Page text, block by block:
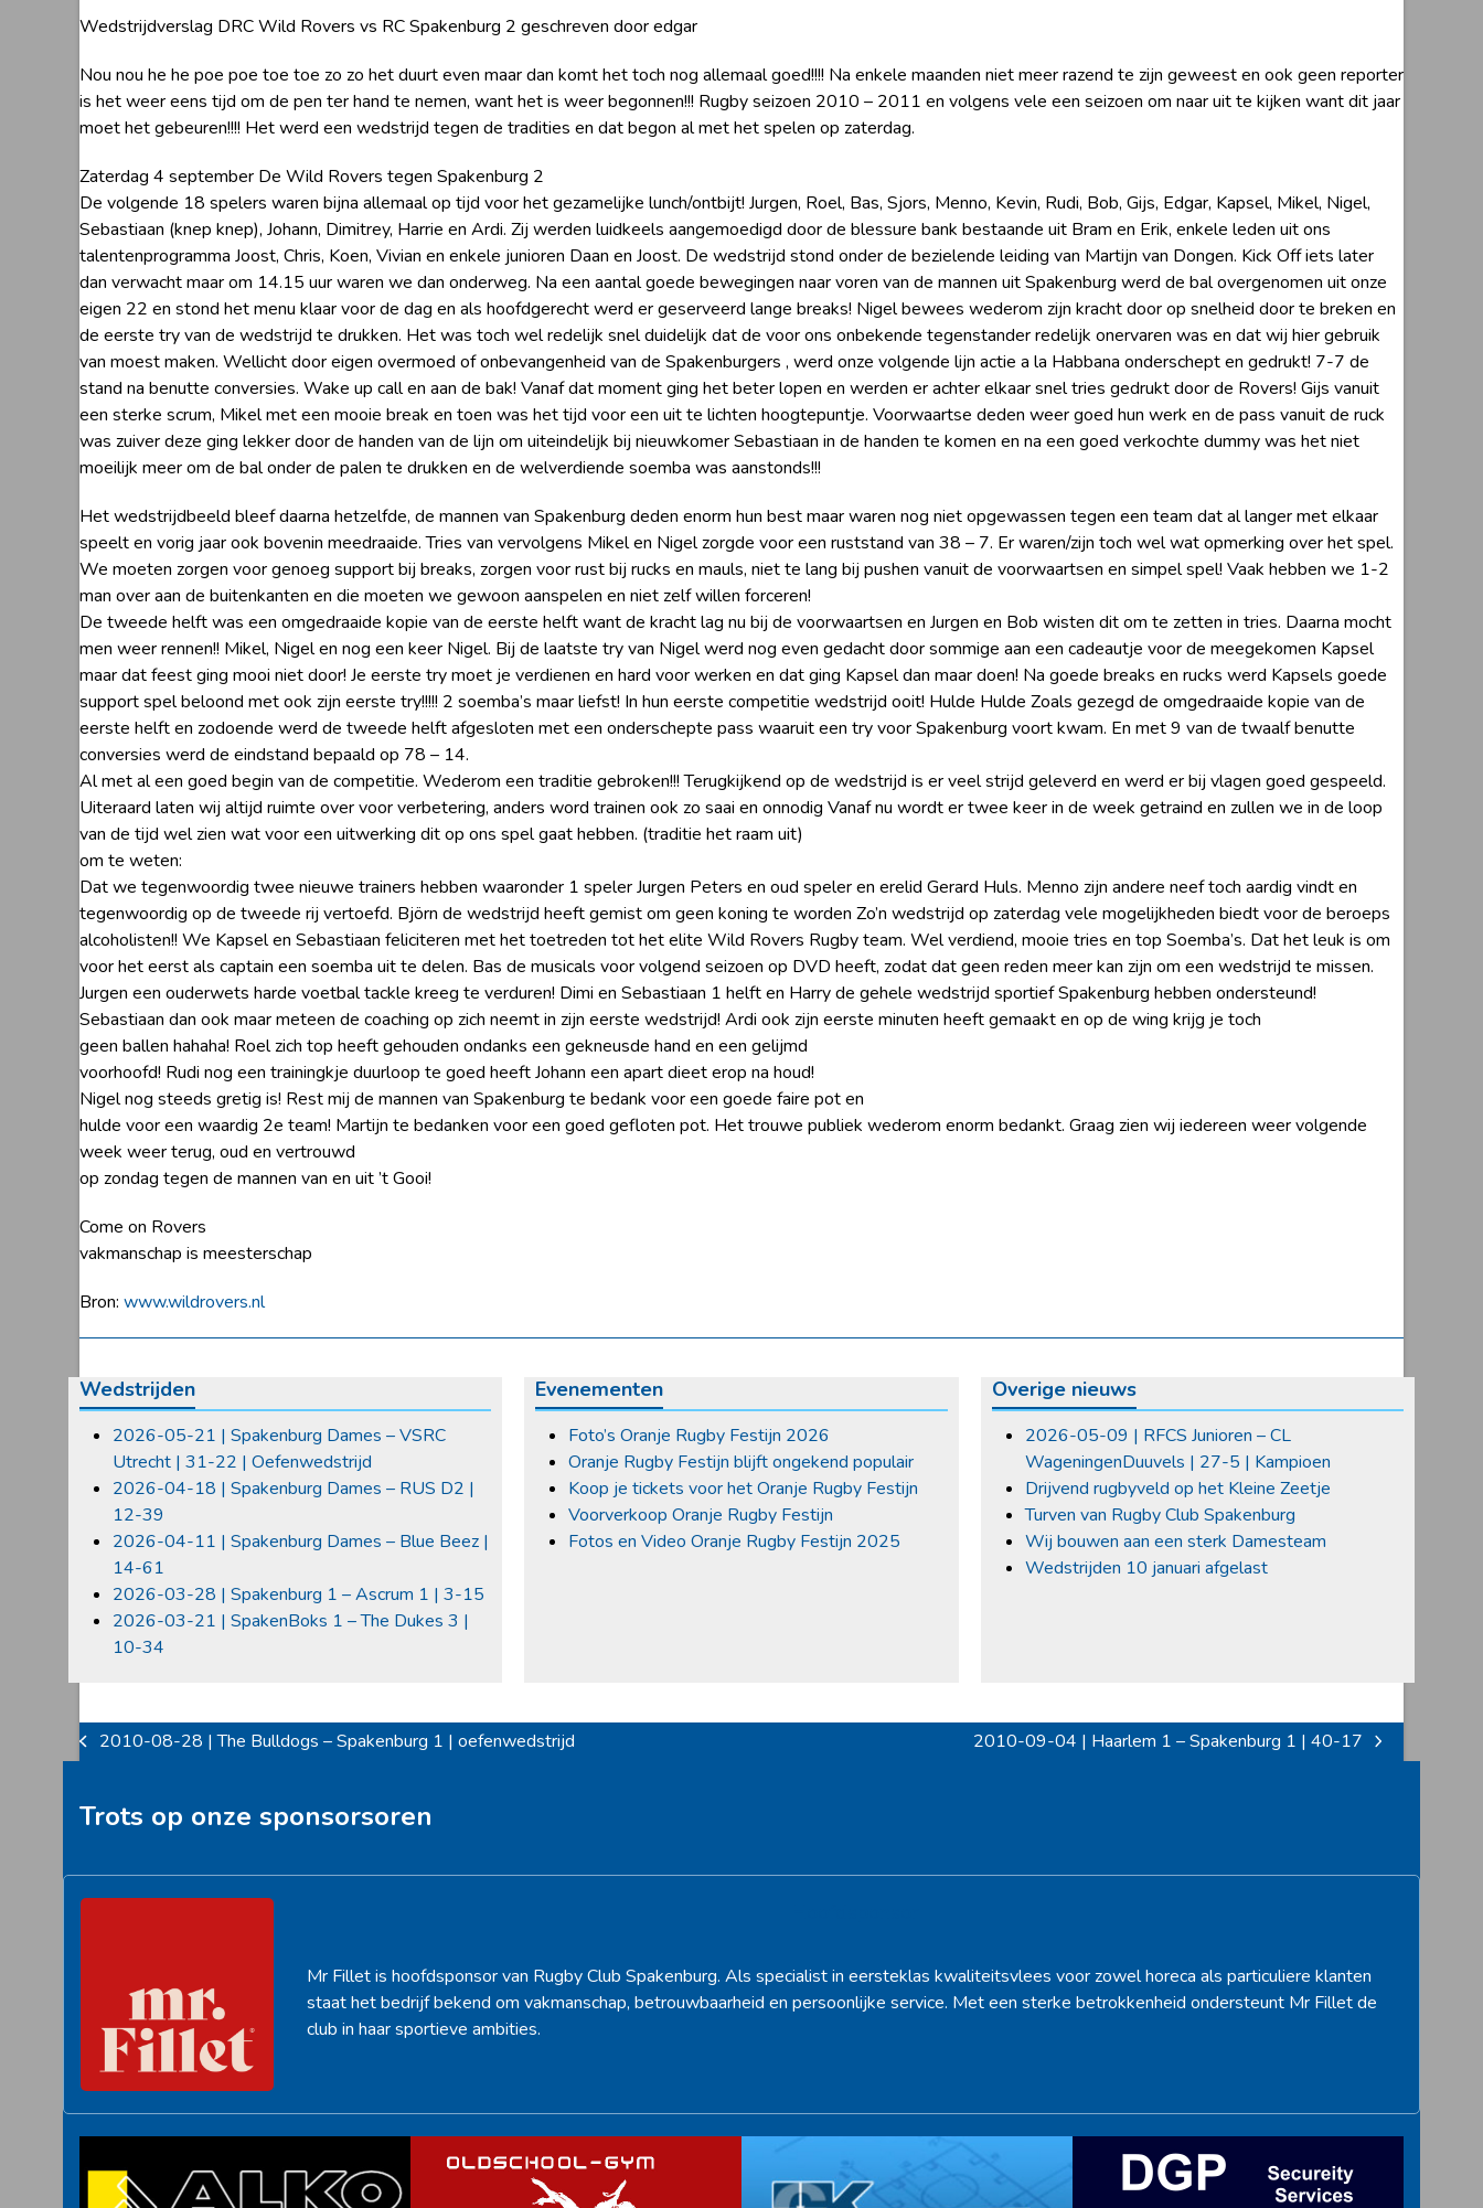
Wedstrijdverslag DRC Wild Rovers vs RC Spakenburg 2 geschreven door edgar
Nou nou he he poe poe toe toe zo zo het duurt even maar dan komt het toch nog allemaal goed!!!! Na enkele maanden niet meer razend te zijn geweest en ook geen reporter
is het weer eens tijd om de pen ter hand te nemen, want het is weer begonnen!!! Rugby seizoen 2010 – 2011 en volgens vele een seizoen om naar uit te kijken want dit jaar
moet het gebeuren!!!! Het werd een wedstrijd tegen de tradities en dat begon al met het spelen op zaterdag.
Zaterdag 4 september De Wild Rovers tegen Spakenburg 2
De volgende 18 spelers waren bijna allemaal op tijd voor het gezamelijke lunch/ontbijt! Jurgen, Roel, Bas, Sjors, Menno, Kevin, Rudi, Bob, Gijs, Edgar, Kapsel, Mikel, Nigel,
Sebastiaan (knep knep), Johann, Dimitrey, Harrie en Ardi. Zij werden luidkeels aangemoedigd door de blessure bank bestaande uit Bram en Erik, enkele leden uit ons
talentenprogramma Joost, Chris, Koen, Vivian en enkele junioren Daan en Joost. De wedstrijd stond onder de bezielende leiding van Martijn van Dongen. Kick Off iets later
dan verwacht maar om 14.15 uur waren we dan onderweg. Na een aantal goede bewegingen naar voren van de mannen uit Spakenburg werd de bal overgenomen uit onze
eigen 22 en stond het menu klaar voor de dag en als hoofdgerecht werd er geserveerd lange breaks! Nigel bewees wederom zijn kracht door op snelheid door te breken en
de eerste try van de wedstrijd te drukken. Het was toch wel redelijk snel duidelijk dat de voor ons onbekende tegenstander redelijk onervaren was en dat wij hier gebruik
van moest maken. Wellicht door eigen overmoed of onbevangenheid van de Spakenburgers , werd onze volgende lijn actie a la Habbana onderschept en gedrukt! 7-7 de
stand na benutte conversies. Wake up call en aan de bak! Vanaf dat moment ging het beter lopen en werden er achter elkaar snel tries gedrukt door de Rovers! Gijs vanuit
een sterke scrum, Mikel met een mooie break en toen was het tijd voor een uit te lichten hoogtepuntje. Voorwaartse deden weer goed hun werk en de pass vanuit de ruck
was zuiver deze ging lekker door de handen van de lijn om uiteindelijk bij nieuwkomer Sebastiaan in de handen te komen en na een goed verkochte dummy was het niet
moeilijk meer om de bal onder de palen te drukken en de welverdiende soemba was aanstonds!!!
Het wedstrijdbeeld bleef daarna hetzelfde, de mannen van Spakenburg deden enorm hun best maar waren nog niet opgewassen tegen een team dat al langer met elkaar
speelt en vorig jaar ook bovenin meedraaide. Tries van vervolgens Mikel en Nigel zorgde voor een ruststand van 38 – 7. Er waren/zijn toch wel wat opmerking over het spel.
We moeten zorgen voor genoeg support bij breaks, zorgen voor rust bij rucks en mauls, niet te lang bij pushen vanuit de voorwaartsen en simpel spel! Vaak hebben we 1-2
man over aan de buitenkanten en die moeten we gewoon aanspelen en niet zelf willen forceren!
De tweede helft was een omgedraaide kopie van de eerste helft want de kracht lag nu bij de voorwaartsen en Jurgen en Bob wisten dit om te zetten in tries. Daarna mocht
men weer rennen!! Mikel, Nigel en nog een keer Nigel. Bij de laatste try van Nigel werd nog even gedacht door sommige aan een cadeautje voor de meegekomen Kapsel
maar dat feest ging mooi niet door! Je eerste try moet je verdienen en hard voor werken en dat ging Kapsel dan maar doen! Na goede breaks en rucks werd Kapsels goede
support spel beloond met ook zijn eerste try!!!!! 2 soemba’s maar liefst! In hun eerste competitie wedstrijd ooit! Hulde Hulde Zoals gezegd de omgedraaide kopie van de
eerste helft en zodoende werd de tweede helft afgesloten met een onderschepte pass waaruit een try voor Spakenburg voort kwam. En met 9 van de twaalf benutte
conversies werd de eindstand bepaald op 78 – 14.
Al met al een goed begin van de competitie. Wederom een traditie gebroken!!! Terugkijkend op de wedstrijd is er veel strijd geleverd en werd er bij vlagen goed gespeeld.
Uiteraard laten wij altijd ruimte over voor verbetering, anders word trainen ook zo saai en onnodig Vanaf nu wordt er twee keer in de week getraind en zullen we in de loop
van de tijd wel zien wat voor een uitwerking dit op ons spel gaat hebben. (traditie het raam uit)
om te weten:
Dat we tegenwoordig twee nieuwe trainers hebben waaronder 1 speler Jurgen Peters en oud speler en erelid Gerard Huls. Menno zijn andere neef toch aardig vindt en
tegenwoordig op de tweede rij vertoefd. Björn de wedstrijd heeft gemist om geen koning te worden Zo’n wedstrijd op zaterdag vele mogelijkheden biedt voor de beroeps
alcoholisten!! We Kapsel en Sebastiaan feliciteren met het toetreden tot het elite Wild Rovers Rugby team. Wel verdiend, mooie tries en top Soemba’s. Dat het leuk is om
voor het eerst als captain een soemba uit te delen. Bas de musicals voor volgend seizoen op DVD heeft, zodat dat geen reden meer kan zijn om een wedstrijd te missen.
Jurgen een ouderwets harde voetbal tackle kreeg te verduren! Dimi en Sebastiaan 1 helft en Harry de gehele wedstrijd sportief Spakenburg hebben ondersteund!
Sebastiaan dan ook maar meteen de coaching op zich neemt in zijn eerste wedstrijd! Ardi ook zijn eerste minuten heeft gemaakt en op de wing krijg je toch
geen ballen hahaha! Roel zich top heeft gehouden ondanks een gekneusde hand en een gelijmd
voorhoofd! Rudi nog een trainingkje duurloop te goed heeft Johann een apart dieet erop na houd!
Nigel nog steeds gretig is! Rest mij de mannen van Spakenburg te bedank voor een goede faire pot en
hulde voor een waardig 2e team! Martijn te bedanken voor een goed gefloten pot. Het trouwe publiek wederom enorm bedankt. Graag zien wij iedereen weer volgende
week weer terug, oud en vertrouwd
op zondag tegen de mannen van en uit ’t Gooi!
Come on Rovers
vakmanschap is meesterschap
Bron: www.wildrovers.nl
Wedstrijden
2026-05-21 | Spakenburg Dames – VSRC
Utrecht | 31-22 | Oefenwedstrijd
2026-04-18 | Spakenburg Dames – RUS D2 |
12-39
2026-04-11 | Spakenburg Dames – Blue Beez |
14-61
2026-03-28 | Spakenburg 1 – Ascrum 1 | 3-15
2026-03-21 | SpakenBoks 1 – The Dukes 3 |
10-34
Evenementen
Foto’s Oranje Rugby Festijn 2026
Oranje Rugby Festijn blijft ongekend populair
Koop je tickets voor het Oranje Rugby Festijn
Voorverkoop Oranje Rugby Festijn
Fotos en Video Oranje Rugby Festijn 2025
Overige nieuws
2026-05-09 | RFCS Junioren – CL
WageningenDuuvels | 27-5 | Kampioen
Drijvend rugbyveld op het Kleine Zeetje
Turven van Rugby Club Spakenburg
Wij bouwen aan een sterk Damesteam
Wedstrijden 10 januari afgelast
previous
2010-08-28 | The Bulldogs – Spakenburg 1 | oefenwedstrijd
next
2010-09-04 | Haarlem 1 – Spakenburg 1 | 40-17
Trots op onze sponsorsoren
Mr Fillet is hoofdsponsor van Rugby Club Spakenburg. Als specialist in eersteklas kwaliteitsvlees voor zowel horeca als particuliere klanten
staat het bedrijf bekend om vakmanschap, betrouwbaarheid en persoonlijke service. Met een sterke betrokkenheid ondersteunt Mr Fillet de
club in haar sportieve ambities.